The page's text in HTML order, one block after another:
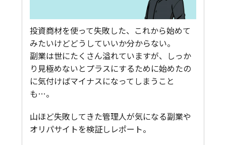
投資商材を使って失敗した、これから始めて
みたいけどどうしていいか分からない。
副業は世にたくさん溢れていますが、しっか
り見極めないとプラスにするために始めたの
に気付けばマイナスになってしまうこと
も…。
山ほど失敗してきた管理人が気になる副業や
オリパサイトを検証しレポート。